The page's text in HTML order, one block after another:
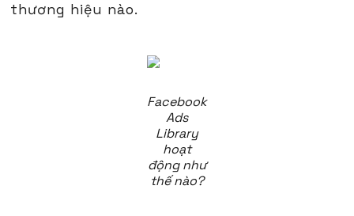
thương hiệu nào.
Facebook
Ads
Library
hoạt
động như
thế nào?